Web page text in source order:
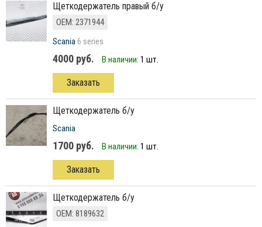
Щеткодержатель правый б/у
ОЕМ: 2371944
Scania6 series
4000 руб. В наличии: 1 шт.
Заказать
щеткодержатель б/у
Scania
1700 руб. В наличии: 1 шт.
Заказать
щеткодержатель б/у
ОЕМ: 8189632